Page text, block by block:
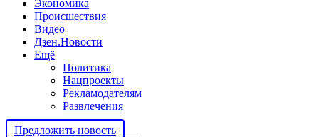
Экономика
Происшествия
Видео
Дзен.Новости
Ещё
Политика
Нацпроекты
Рекламодателям
Развлечения
Предложить новость